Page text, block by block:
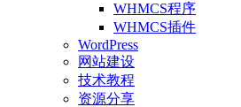
WHMCS程序
WHMCS插件
WordPress
网站建设
技术教程
资源分享